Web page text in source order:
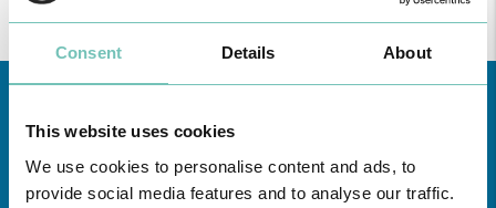
Consent Details About
This website uses cookies
We use cookies to personalise content and ads, to
provide social media features and to analyse our traffic.